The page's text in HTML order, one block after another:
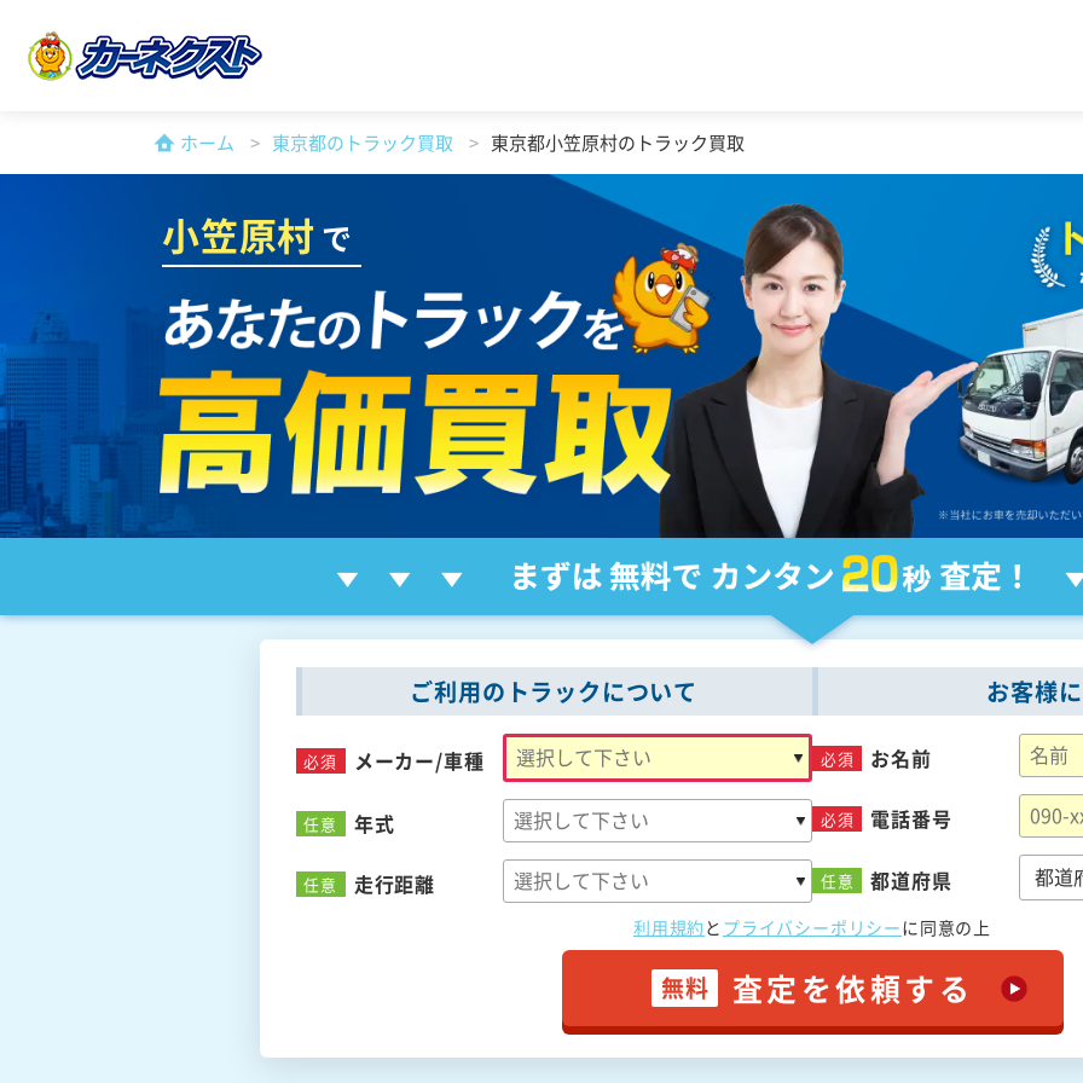
ホーム 東京都のトラック買取 東京都小笠原村のトラック買取
小笠原村で
ご利用のトラックについて
必須 メーカー/車種
任意 年式
任意 走行距離
お客様
必須 お名前
必須 電話番号
任意 都道府県
利用規約 と プライバシーポリシーに同意の上
無料 査定を依頼する